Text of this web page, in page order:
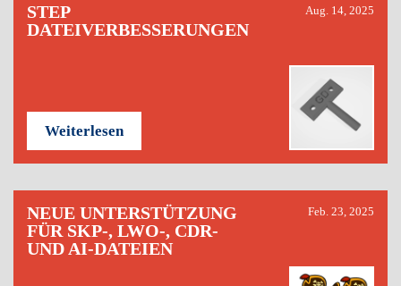
STEP
DATEIVERBESSERUNGEN
Aug. 14, 2025
Weiterlesen
NEUE UNTERSTÜTZUNG
FÜR SKP-, LWO-, CDR-
UND AI-DATEIEN
Feb. 23, 2025